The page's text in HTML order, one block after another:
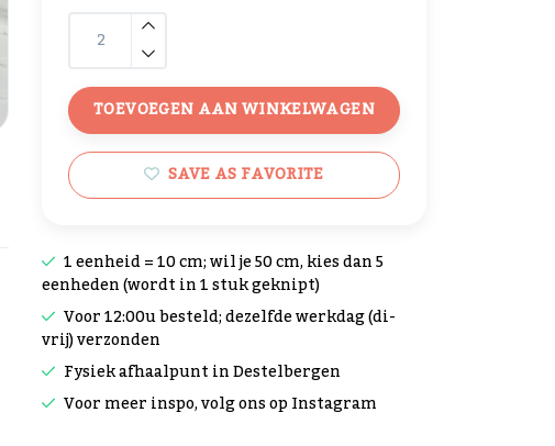
TOEVOEGEN AAN WINKELWAGEN
SAVE AS FAVORITE
1 eenheid = 10 cm; wil je 50 cm, kies dan 5
eenheden (wordt in 1 stuk geknipt)
Voor 12:00u besteld; dezelfde werkdag (di-
vrij) verzonden
Fysiek afhaalpunt in Destelbergen
Voor meer inspo, volg ons op Instagram